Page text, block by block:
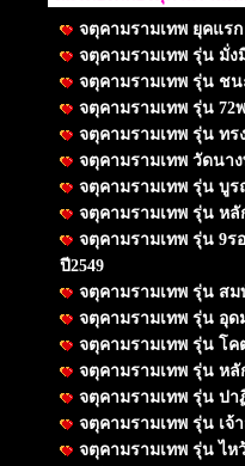
จตุคามรามเทพ ยุคแรก
จตุคามรามเทพ รุ่น มั่ง
จตุคามรามเทพ รุ่น ชน
จตุคามรามเทพ รุ่น 72
จตุคามรามเทพ รุ่น ทร
จตุคามรามเทพ วัดนาง
จตุคามรามเทพ รุ่น บูร
จตุคามรามเทพ รุ่น หลั
จตุคามรามเทพ รุ่น 9
ปี2549
จตุคามรามเทพ รุ่น สม
จตุคามรามเทพ รุ่น อุด
จตุคามรามเทพ รุ่น โค
จตุคามรามเทพ รุ่น หลั
จตุคามรามเทพ รุ่น ปา
จตุคามรามเทพ รุ่น เจ้
จตุคามรามเทพ รุ่น ไห